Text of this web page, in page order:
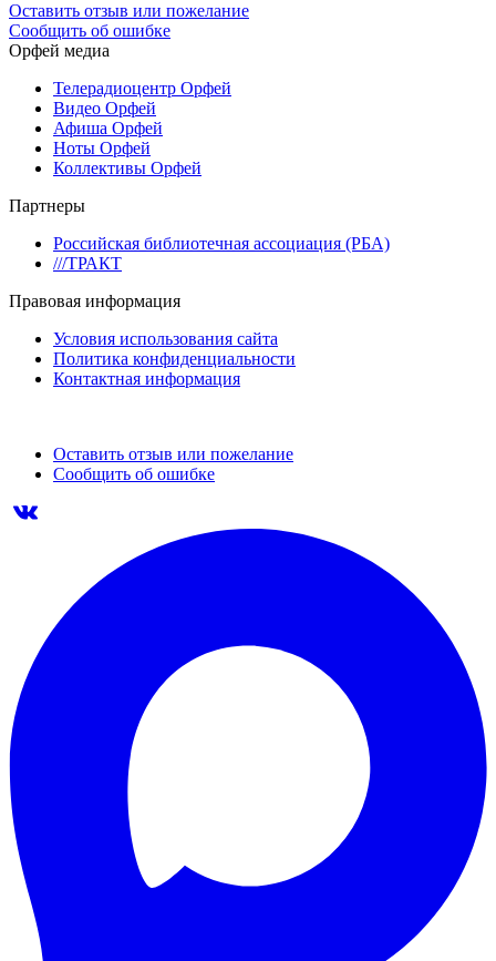
Оставить отзыв или пожелание
Сообщить об ошибке
Орфей медиа
Телерадиоцентр Орфей
Видео Орфей
Афиша Орфей
Ноты Орфей
Коллективы Орфей
Партнеры
Российская библиотечная ассоциация (РБА)
///ТРАКТ
Правовая информация
Условия использования сайта
Политика конфиденциальности
Контактная информация
Оставить отзыв или пожелание
Сообщить об ошибке